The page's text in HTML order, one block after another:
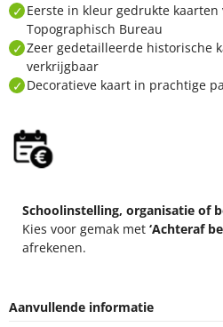
Eerste in kleur gedrukte
Topographisch Bureau
Zeer gedetailleerde historische
verkrijgbaar
Decoratieve kaart in prachtige
Schoolinstelling, organisatie of
Kies voor gemak met ‘Achteraf
afrekenen.
Aanvullende informatie